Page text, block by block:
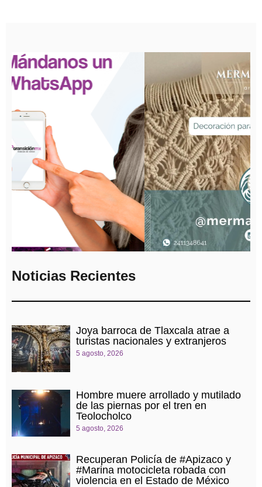
Noticias Recientes
Joya barroca de Tlaxcala atrae a
turistas nacionales y extranjeros
5 agosto, 2026
Hombre muere arrollado y mutilado
de las piernas por el tren en
Teolocholco
5 agosto, 2026
Recuperan Policía de #Apizaco y
#Marina motocicleta robada con
violencia en el Estado de México